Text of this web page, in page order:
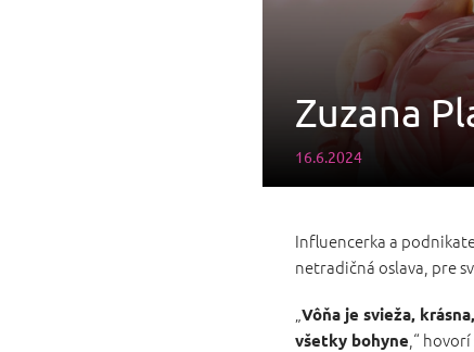
Zuzana
16.6.2024
Influencerka a
netradičná oslava, pre
Vôňa je svieža,
všetky bohyne ,“